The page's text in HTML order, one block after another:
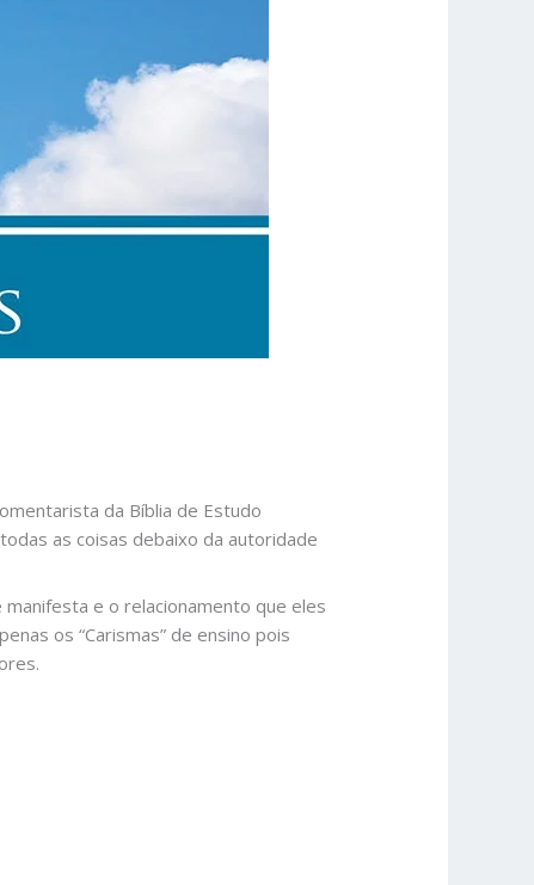
da Bíblia de Estudo
as coisas debaixo da autoridade
e o relacionamento que eles
os “Carismas” de ensino pois